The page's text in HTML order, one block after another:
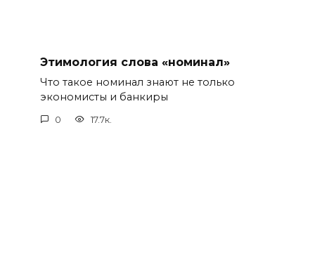
Этимология слова «номинал»
Что такое номинал знают не только
экономисты и банкиры
0 17.7к.